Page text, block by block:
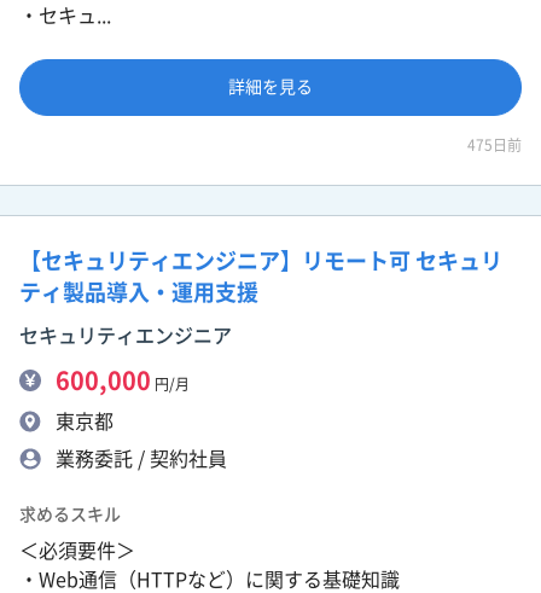
・セキュ...
詳細を見る
475日前
【セキュリティエンジニア】リモート可 セキュリ
ティ製品導入・運用支援
セキュリティエンジニア
600,000 円/月
東京都
業務委託 / 契約社員
求めるスキル
＜必須要件＞
・Web通信（HTTPなど）に関する基礎知識